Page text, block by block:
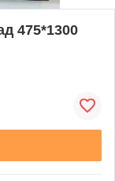
475*1300